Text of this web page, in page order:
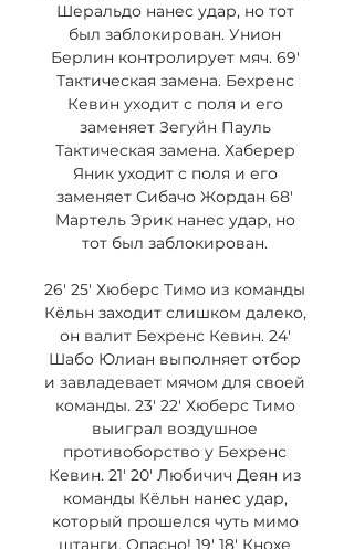
Шеральдо нанес удар, но тот
был заблокирован. Унион
Берлин контролирует мяч. 69'
Тактическая замена. Бехренс
Кевин уходит с поля и его
заменяет Зегуйн Пауль
Тактическая замена. Хаберер
Яник уходит с поля и его
заменяет Сибачо Жордан 68'
Мартель Эрик нанес удар, но
тот был заблокирован.
26' 25' Хюберс Тимо из команды
Кёльн заходит слишком далеко,
он валит Бехренс Кевин. 24'
Шабо Юлиан выполняет отбор
и завладевает мячом для своей
команды. 23' 22' Хюберс Тимо
выиграл воздушное
противоборство у Бехренс
Кевин. 21' 20' Любичич Деян из
команды Кёльн нанес удар,
который прошелся чуть мимо
штанги. Опасно! 19' 18' Кнохе